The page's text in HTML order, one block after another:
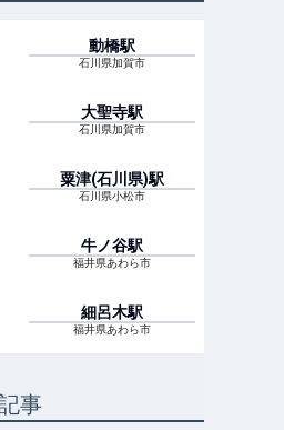
動橋駅
石川県加賀市
大聖寺駅
石川県加賀市
粟津(石川県)駅
石川県小松市
牛ノ谷駅
福井県あわら市
細呂木駅
福井県あわら市
事